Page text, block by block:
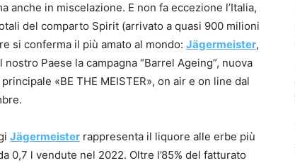
in miscelazione. E non fa eccezione l’Italia,
del comparto Spirit (arrivato a quasi 900 milioni
si conferma il più amato al mondo: Jägermeister,
Paese la campagna “Barrel Ageing”, nuova
«BE THE MEISTER», on air e on line dal
Jägermeister rappresenta il liquore alle erbe più
0,7 l vendute nel 2022. Oltre l’85% del fatturato